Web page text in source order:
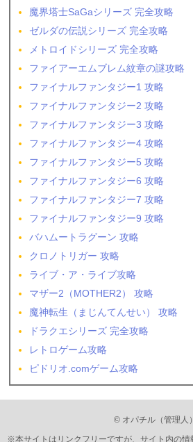
魔界塔士SaGaシリーズ 完全攻略
ゼルダの伝説シリーズ 完全攻略
メトロイドシリーズ 完全攻略
ファイアーエムブレム紋章の謎攻略
ファイナルファンタジー1 攻略
ファイナルファンタジー2 攻略
ファイナルファンタジー3 攻略
ファイナルファンタジー4 攻略
ファイナルファンタジー5 攻略
ファイナルファンタジー6 攻略
ファイナルファンタジー7 攻略
ファイナルファンタジー9 攻略
バハムートラグーン 攻略
クロノトリガー 攻略
ライブ・ア・ライブ攻略
マザー2（MOTHER2） 攻略
魔神転生（まじんてんせい） 攻略
ドラクエシリーズ 完全攻略
レトロゲーム攻略
ピドリオ.comゲーム攻略
© オパチル（管理人）
※本サイトはリンクフリーですが、サイト内の情